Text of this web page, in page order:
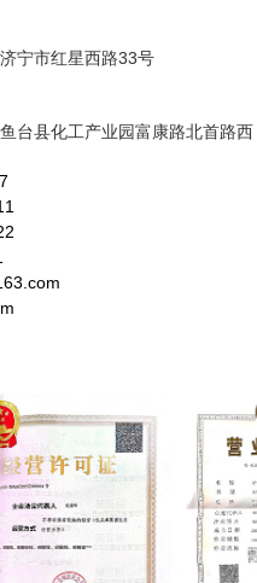
宁市红星西路33号
台县化工产业园富康路北首路西